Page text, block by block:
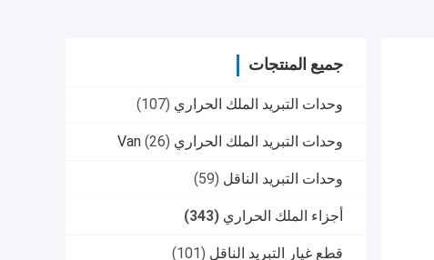
جميع المنتجات
وحدات التبريد الملك الحراري (107)
وحدات التبريد الملك الحراري Van (26)
وحدات التبريد الناقل (59)
أجزاء الملك الحراري (343)
قطع غيار التبريد الناقل (101)